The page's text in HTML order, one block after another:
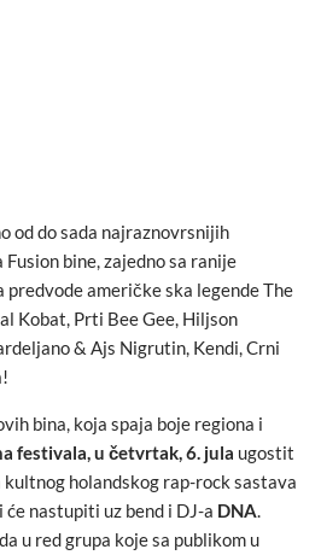
od do sada najraznovrsnijih
bine, zajedno sa ranije
američke ska legende The
Kobat, Prti Bee Gee, Hiljson
& Ajs Nigrutin, Kendi, Crni
bina, koja spaja boje regiona i
festivala, u četvrtak, 6. jula ugostit
kultnog holandskog rap-rock sastava
će nastupiti uz bend i DJ-a DNA.
u red grupa koje sa publikom u